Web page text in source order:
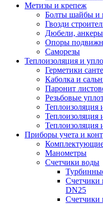
Метизы и крепеж
Болты шайбы и
Гвозди
Дюбели,
Опоры
Саморезы
Теплоизоляция и
Герметики
Каболка и
Паронит
Резьбовые
Теплоизоляция
Теплоизоляция
Теплоизоляция
Приборы учета и
Комплектующие
Манометры
Счетчики воды
Счетчики
DN25